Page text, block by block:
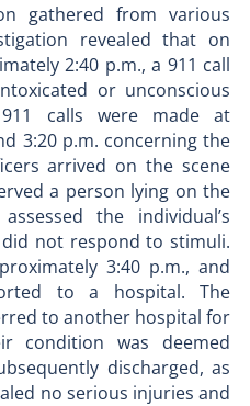
gathered from various
revealed that on
2:40 p.m., a 911 call
or unconscious
calls were made at
3:20 p.m. concerning the
arrived on the scene
a person lying on the
the individual’s
not respond to stimuli.
3:40 p.m., and
to a hospital. The
to another hospital for
condition was deemed
discharged, as
no serious injuries and